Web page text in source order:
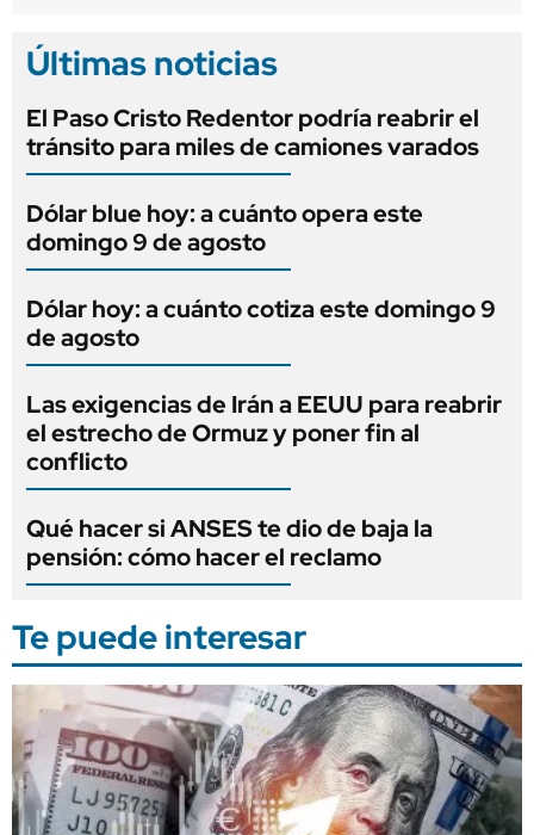
Últimas noticias
El Paso Cristo Redentor podría reabrir el
tránsito para miles de camiones varados
Dólar blue hoy: a cuánto opera este
domingo 9 de agosto
Dólar hoy: a cuánto cotiza este domingo 9
de agosto
Las exigencias de Irán a EEUU para reabrir
el estrecho de Ormuz y poner fin al
conflicto
Qué hacer si ANSES te dio de baja la
pensión: cómo hacer el reclamo
Te puede interesar